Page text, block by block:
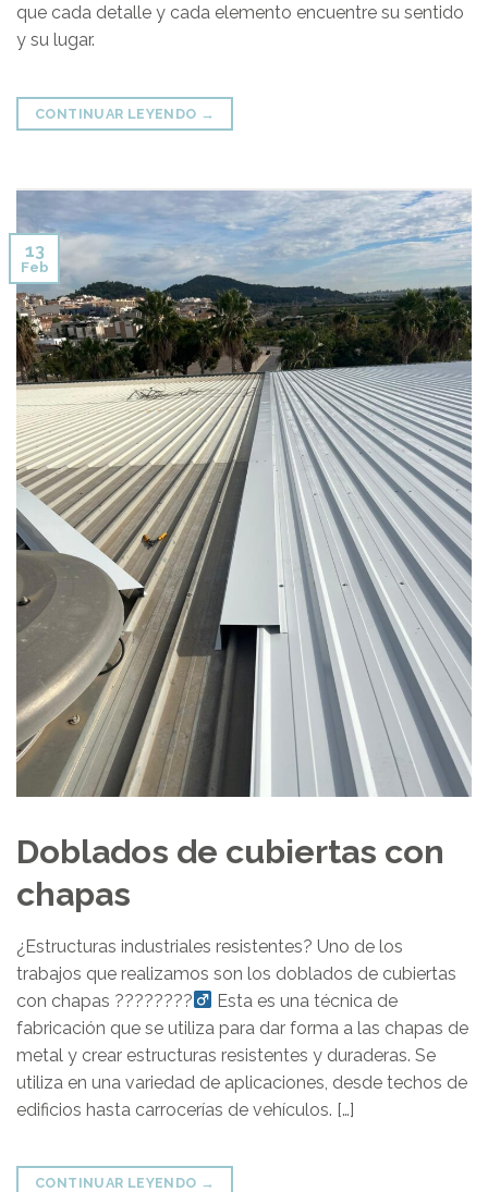
que cada detalle y cada elemento encuentre su sentido
y su lugar.
CONTINUAR LEYENDO →
13
Feb
Doblados de cubiertas con
chapas
¿Estructuras industriales resistentes? Uno de los
trabajos que realizamos son los doblados de cubiertas
con chapas ????????‍
Esta es una técnica de
fabricación que se utiliza para dar forma a las chapas de
metal y crear estructuras resistentes y duraderas. Se
utiliza en una variedad de aplicaciones, desde techos de
edificios hasta carrocerías de vehículos. […]
CONTINUAR LEYENDO →